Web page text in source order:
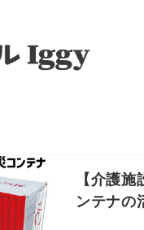
【介護
ンテナの